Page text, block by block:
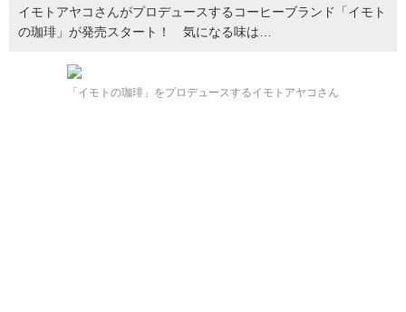
イモトアヤコさんがプロデュースするコーヒーブランド「イモト
の珈琲」が発売スタート！ 気になる味は…
「イモトの珈琲」をプロデュースするイモトアヤコさん